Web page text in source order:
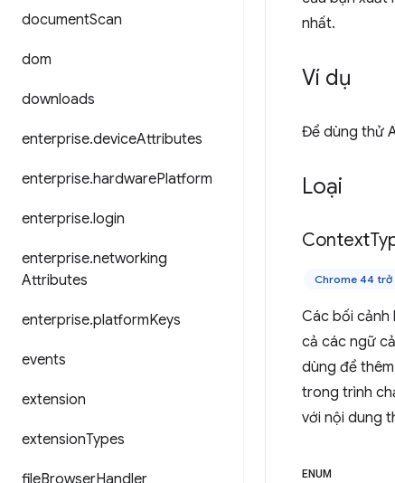
documentScan
dom
downloads
enterprise.deviceAttributes
enterprise.hardwarePlatform
enterprise.login
enterprise.networking
Attributes
enterprise.platformKeys
events
extension
extensionTypes
fileBrowserHandler
nhất.
Ví dụ
Để dùng thử
Loại
Context
Chrome 44 trở
Các bối cảnh
cả các ngữ
dùng để
trong trình
với nội dung
ENUM